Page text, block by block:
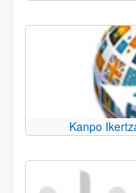
Kanpo